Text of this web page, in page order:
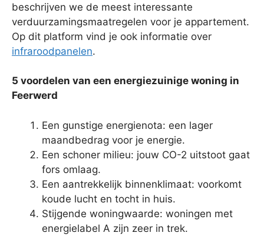
beschrijven we de meest interessante
verduurzamingsmaatregelen voor je appartement.
Op dit platform vind je ook informatie over
infraroodpanelen.
5 voordelen van een energiezuinige woning in
Feerwerd
Een gunstige energienota: een lager
maandbedrag voor je energie.
Een schoner milieu: jouw CO-2 uitstoot gaat
fors omlaag.
Een aantrekkelijk binnenklimaat: voorkomt
koude lucht en tocht in huis.
Stijgende woningwaarde: woningen met
energielabel A zijn zeer in trek.